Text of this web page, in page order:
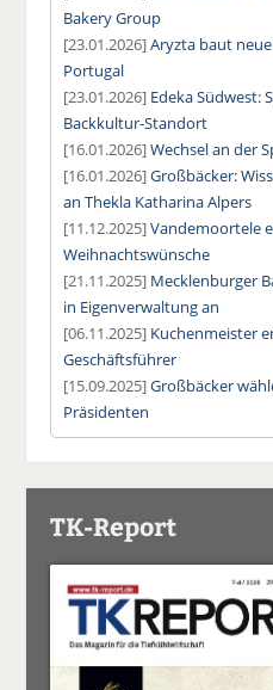
Bakery Group
[23.01.2026]Aryzta baut
Portugal
[23.01.2026] Edeka Südwest:
Backkultur-Standort
[16.01.2026]Wechsel an der
[16.01.2026]Großbäcker:
an Thekla Katharina Alpers
[11.12.2025]Vandemoortele
Weihnachtswünsche
[21.11.2025] Mecklenburger
in Eigenverwaltung an
[06.11.2025] Kuchenmeister
Geschäftsführer
[15.09.2025]Großbäcker
Präsidenten
TK-Report